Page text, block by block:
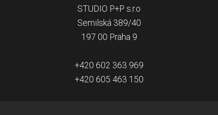
STUDIO P+P s.r.o
Semilská 389/40
197 00 Praha 9
+420 602 363 969
+420 605 463 150